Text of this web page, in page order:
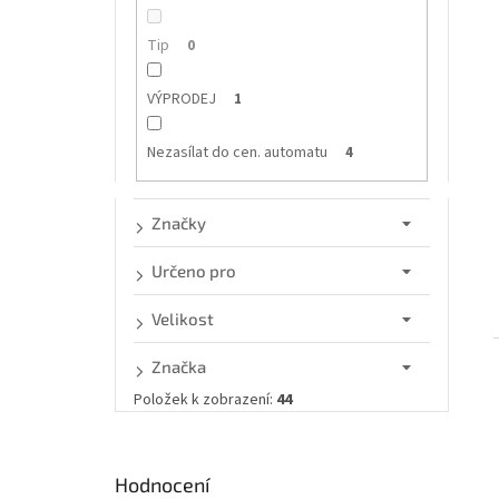
Tip 0
VÝPRODEJ 1
Nezasílat do cen. automatu 4
Značky
Určeno pro
Velikost
Značka
Položek k zobrazení: 44
Hodnocení